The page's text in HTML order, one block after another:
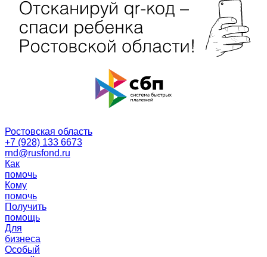
Ростовская область
+7 (928) 133 6673
rnd@rusfond.ru
Как
помочь
Кому
помочь
Получить
помощь
Для
бизнеса
Особый